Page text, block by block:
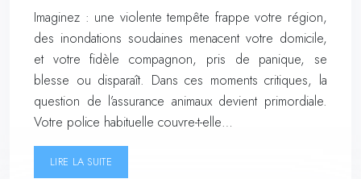
Imaginez : une violente tempête frappe votre région,
des inondations soudaines menacent votre domicile,
et votre fidèle compagnon, pris de panique, se
blesse ou disparaît. Dans ces moments critiques, la
question de l’assurance animaux devient primordiale.
Votre police habituelle couvre-t-elle…
LIRE LA SUITE